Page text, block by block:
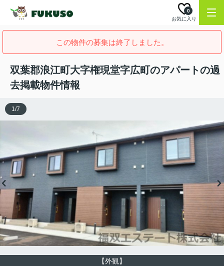
お気に入り
0
この物件の募集は終了しました。
双葉郡浪江町大字権現堂字広町のアパートの過
去掲載物件情報
【外観】
1/7